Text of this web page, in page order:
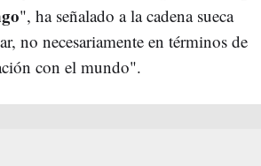
", ha señalado a la cadena sueca
no necesariamente en términos de
con el mundo".